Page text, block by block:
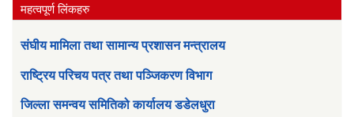
महत्वपूर्ण लिंकहरु
संघीय मामिला तथा सामान्य प्रशासन मन्त्रालय
राष्ट्रिय परिचय पत्र तथा पञ्जिकरण विभाग
जिल्ला समन्वय समितिको कार्यालय डडेलधुरा